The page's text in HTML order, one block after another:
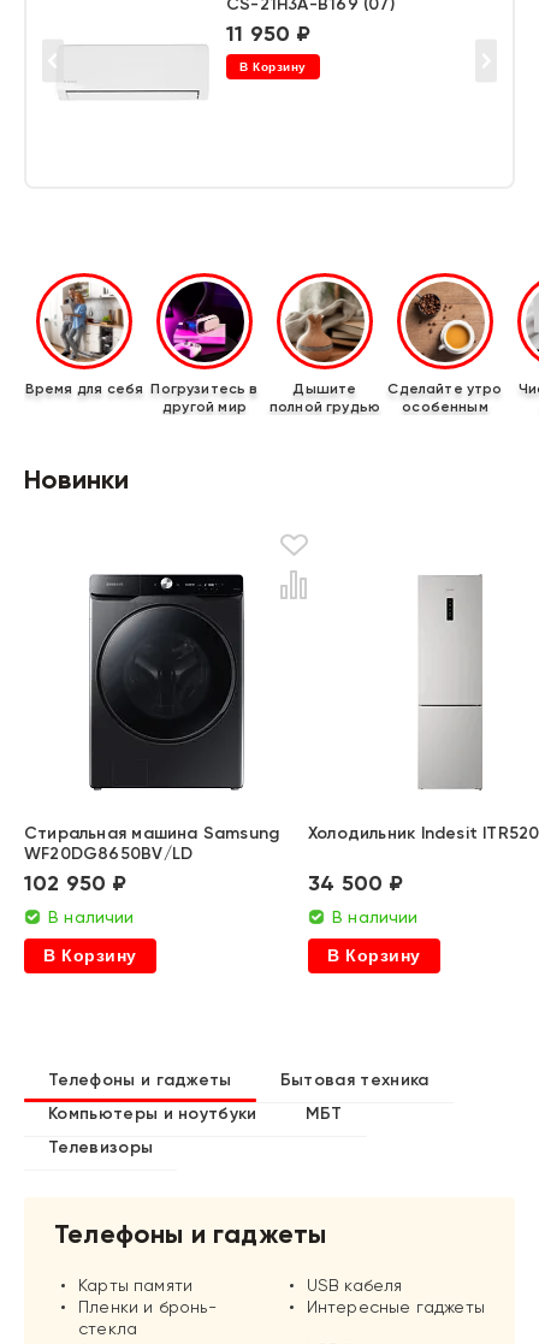
CS-21H3A-B169 (07)
11 950 ₽
В Корзину
Время для себя Погрузитесь в
другой мир
Дышите
полной грудью
Сделайте утро
особенным
Новинки
Стиральная машина Samsung
WF20DG8650BV/LD
102 950 ₽
В наличии
В Корзину
Холодильник Indesit
34 500 ₽
В наличии
В Корзину
Телефоны и гаджеты
Бытовая техника
Компьютеры и ноутбуки
МБТ
Телевизоры
Телефоны и гаджеты
Карты памяти
USB кабеля
Пленки и бронь-
стекла
Интересные гаджеты